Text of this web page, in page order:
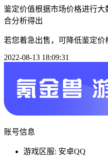
鉴定价值根据市场价格进行
合分析得出
若您着急出售，可降低鉴定价
2022-08-13 18:09:31
账号信息
游戏区服: 安卓QQ